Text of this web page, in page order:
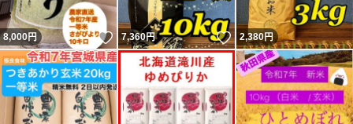
8,000円 いいね！
7,360円 いいね！
2,380円